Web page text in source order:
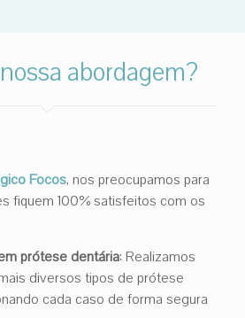
abordagem?
Focos, nos preocupamos para
fiquem 100% satisfeitos com os
prótese dentária: Realizamos
diversos tipos de prótese
cada caso de forma segura